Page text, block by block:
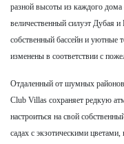
разной высоты из каждого
величественный силуэт Дубая
собственный бассейн и уютные
изменены в соответствии с
Отдаленный от шумных
Club Villas сохраняет редкую
настроиться на свой
садах с экзотическими